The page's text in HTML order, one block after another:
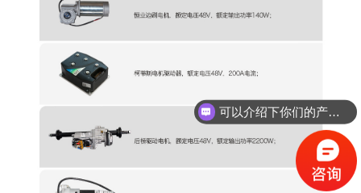
你们是怎么收费的呢？